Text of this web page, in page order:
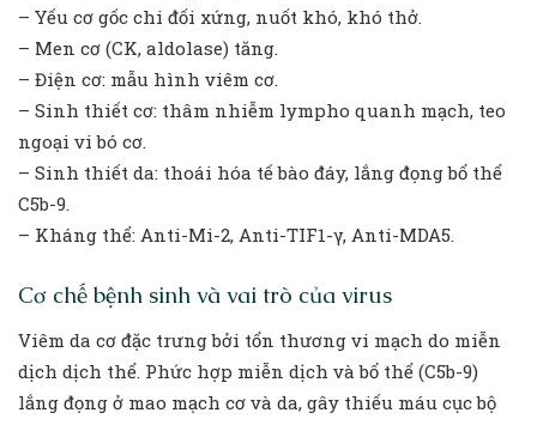
– Yếu cơ gốc chi đối xứng, nuốt khó, khó thở.
– Men cơ (CK, aldolase) tăng.
– Điện cơ: mẫu hình viêm cơ.
– Sinh thiết cơ: thâm nhiễm lympho quanh mạch, teo
ngoại vi bó cơ.
– Sinh thiết da: thoái hóa tế bào đáy, lắng đọng bổ thể
C5b-9.
– Kháng thể: Anti-Mi-2, Anti-TIF1-γ, Anti-MDA5.
Cơ chế bệnh sinh và vai trò của virus
Viêm da cơ đặc trưng bởi tổn thương vi mạch do miễn
dịch dịch thể. Phức hợp miễn dịch và bổ thể (C5b-9)
lắng đọng ở mao mạch cơ và da, gây thiếu máu cục bộ